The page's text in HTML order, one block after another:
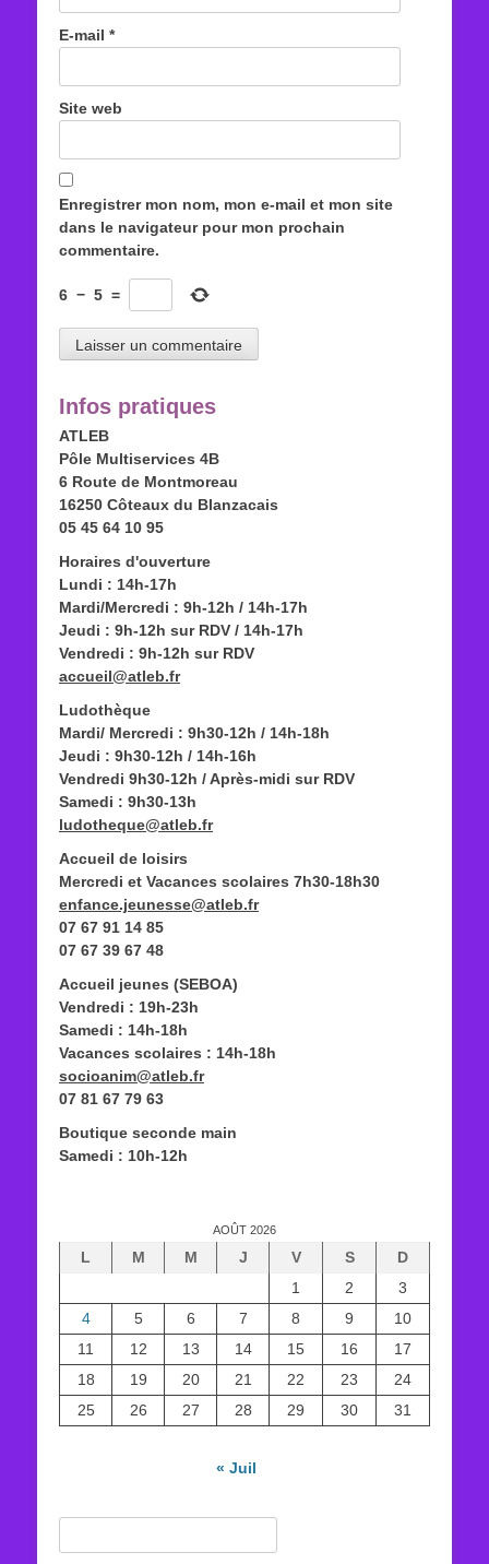
E-mail *
Site web
Enregistrer mon nom, mon e-mail et mon site
dans le navigateur pour mon prochain
commentaire.
6 − 5 =
Infos pratiques
ATLEB
Pôle Multiservices 4B
6 Route de Montmoreau
16250 Côteaux du Blanzacais
05 45 64 10 95
Horaires d'ouverture
Lundi : 14h-17h
Mardi/Mercredi : 9h-12h / 14h-17h
Jeudi : 9h-12h sur RDV / 14h-17h
Vendredi : 9h-12h sur RDV
accueil@atleb.fr
Ludothèque
Mardi/ Mercredi : 9h30-12h / 14h-18h
Jeudi : 9h30-12h / 14h-16h
Vendredi 9h30-12h / Après-midi sur RDV
Samedi : 9h30-13h
ludotheque@atleb.fr
Accueil de loisirs
Mercredi et Vacances scolaires 7h30-18h30
enfance.jeunesse@atleb.fr
07 67 91 14 85
07 67 39 67 48
Accueil jeunes (SEBOA)
Vendredi : 19h-23h
Samedi : 14h-18h
Vacances scolaires : 14h-18h
socioanim@atleb.fr
07 81 67 79 63
Boutique seconde main
Samedi : 10h-12h
AOÛT 2026
L M M J V S
D
1
2
3
4
5 6 7 8 9
10
11
12 13 14 15 16
17
18
19 20 21 22 23
24
25
26 27 28 29 30 31
« Juil